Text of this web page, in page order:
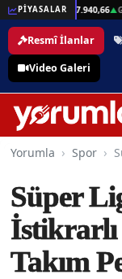
PİYASALAR
▲Beşli Altın207.940,66▲
Resmî İlanlar
Video Galeri
Yorumla Spor
Süper
İstikrarlı
Takım